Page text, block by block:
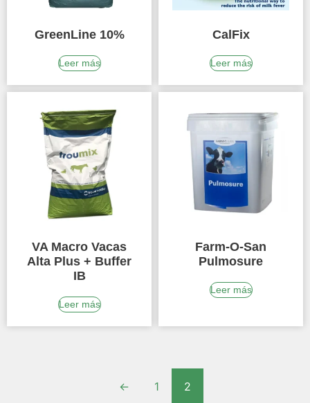
GreenLine 10%
Leer más
CalFix
Leer más
VA Macro Vacas
Alta Plus + Buffer
IB
Leer más
Farm-O-San
Pulmosure
Leer más
← 1 2